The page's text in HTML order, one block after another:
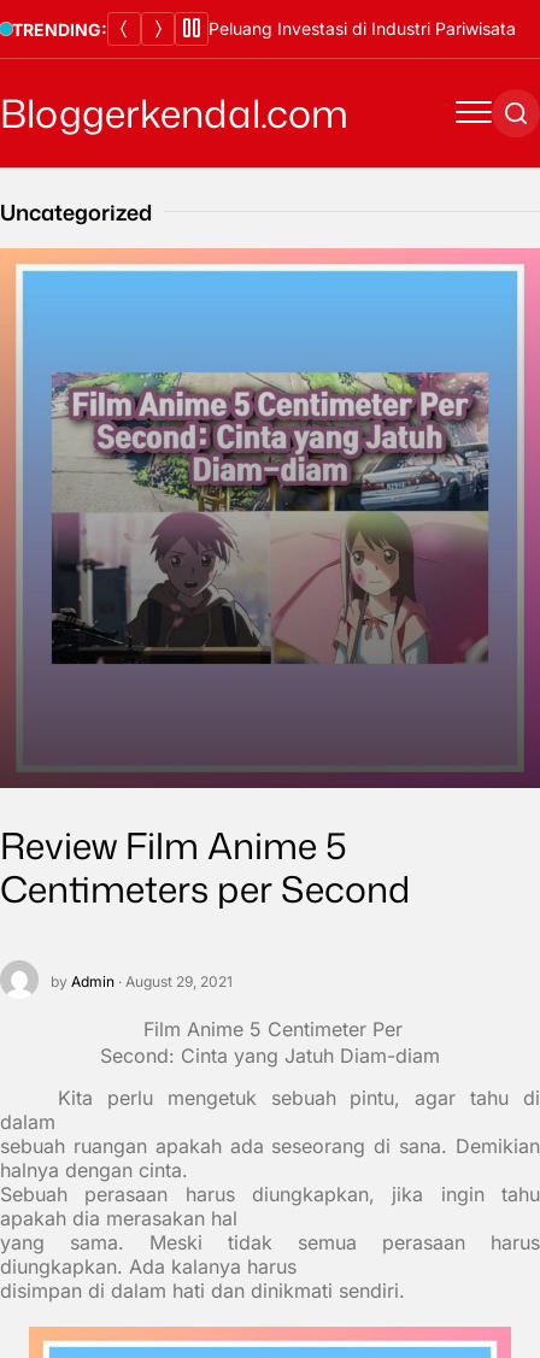
to
TRENDING: Peluang Investasi di Industri Pariwisata
Bloggerkendal.com Menu
Uncategorized
Review Film Anime 5
Centimeters per Second
by Admin · August 29, 2021
Film Anime 5 Centimeter Per
Second: Cinta yang Jatuh Diam-diam
Kita perlu mengetuk sebuah pintu, agar tahu di
dalam
sebuah ruangan apakah ada seseorang di sana. Demikian
halnya dengan cinta.
Sebuah perasaan harus diungkapkan, jika ingin tahu
apakah dia merasakan hal
yang sama. Meski tidak semua perasaan harus
diungkapkan. Ada kalanya harus
disimpan di dalam hati dan dinikmati sendiri.